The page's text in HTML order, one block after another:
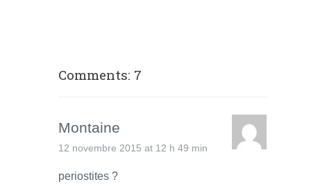
Comments: 7
Montaine
12 novembre 2015 at 12 h 49 min
periostites ?